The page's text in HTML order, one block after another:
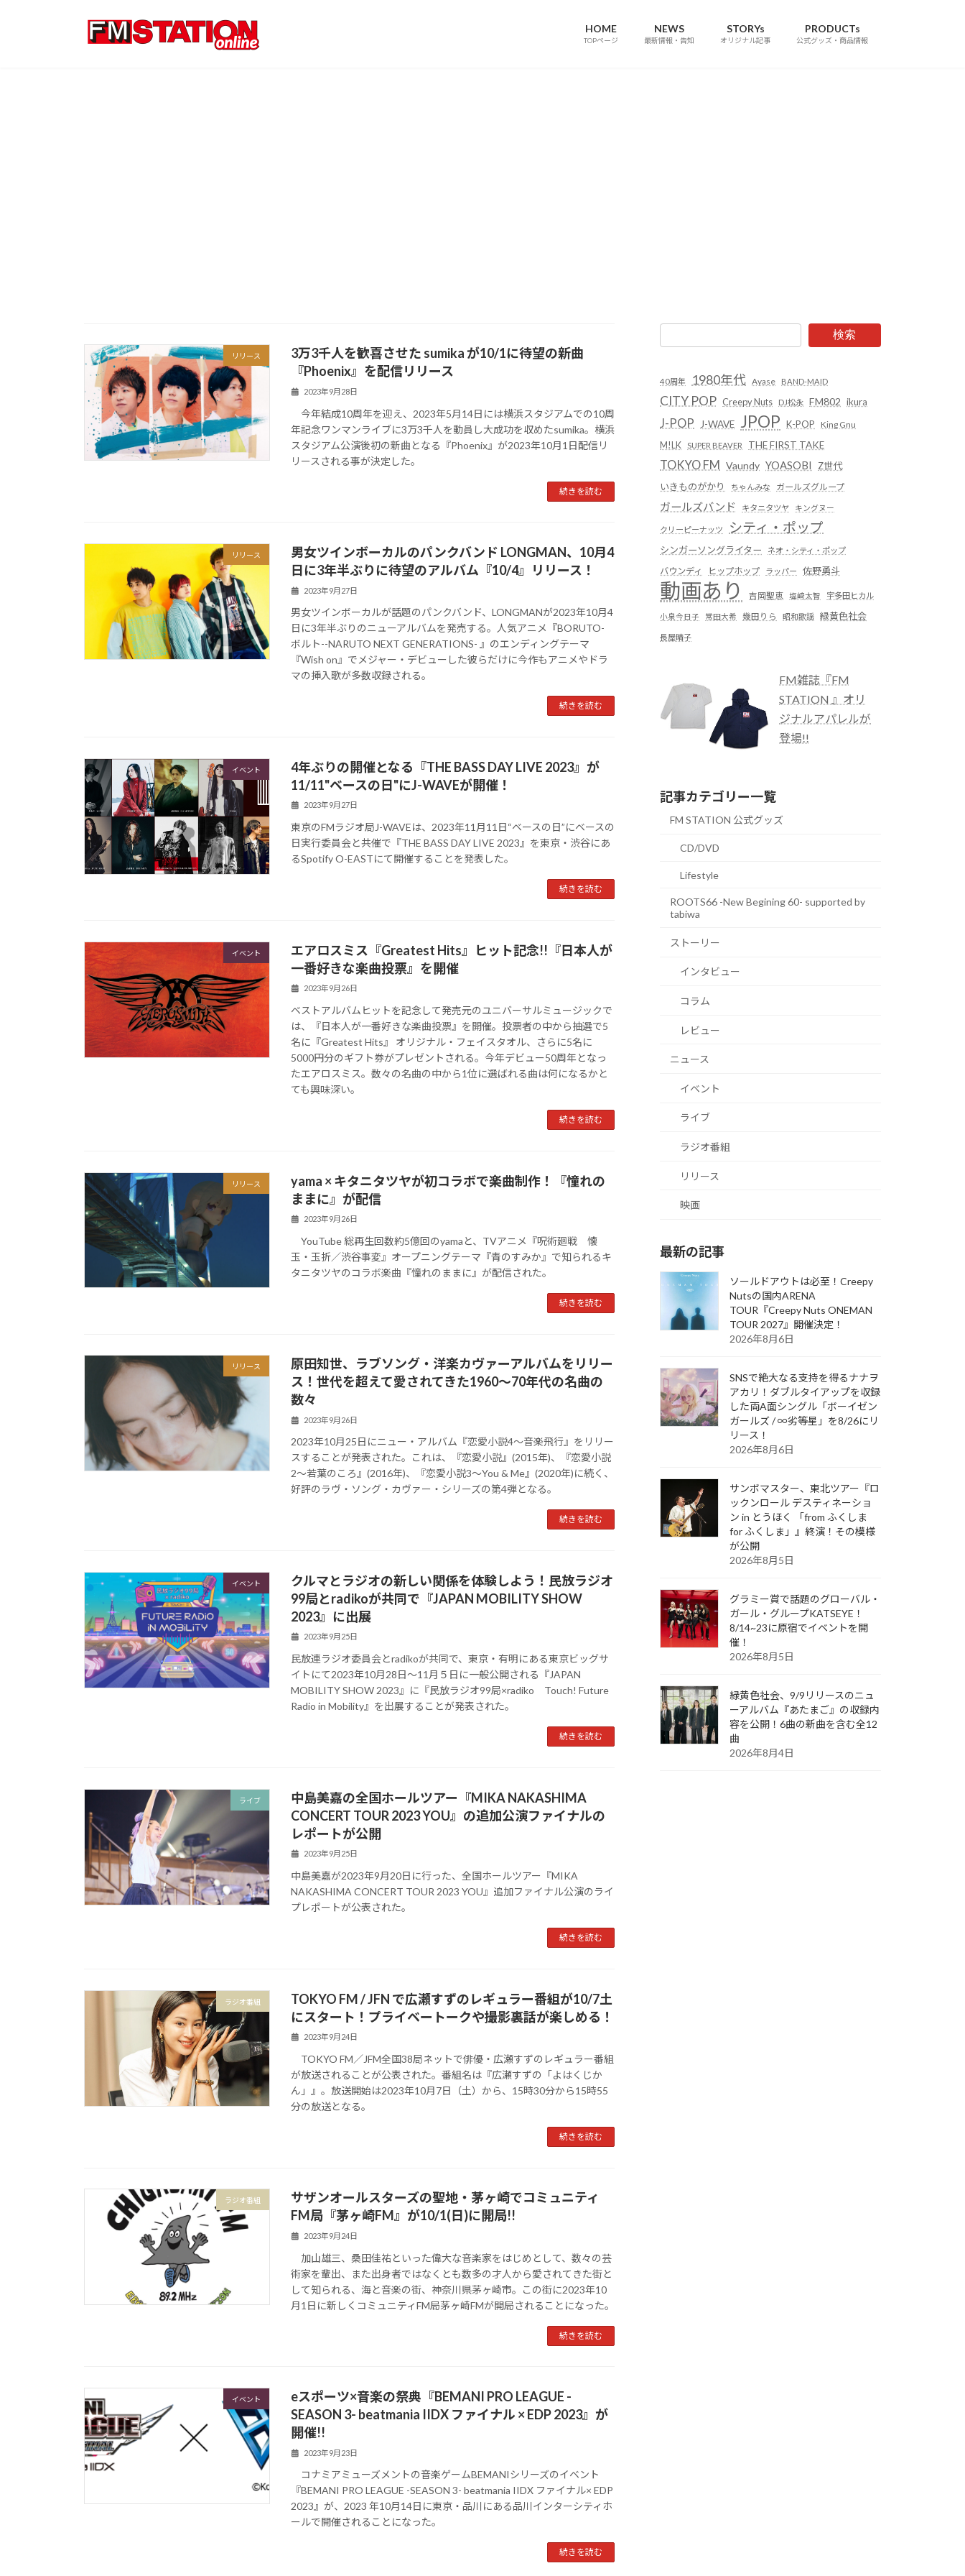
HOME
TOPページ
NEWS
最新情報・告知
STORYs
オリジナル記事
PRODUCTs
公式グッズ・商品情報
リリース
3万3千人を歓喜させた sumika が10/1に待望の新曲
『Phoenix』を配信リリース
2023年9月28日
今年結成10周年を迎え、2023年5月14日には横浜スタジアムでの10周
年記念ワンマンライブに3万3千人を動員し大成功を収めたsumika。横浜
スタジアム公演後初の新曲となる『Phoenix』が2023年10月1日配信リ
リースされる事が決定した。
続きを読む
リリース
男女ツインボーカルのパンクバンド LONGMAN、10月4
日に3年半ぶりに待望のアルバム『10/4』リリース！
2023年9月27日
男女ツインボーカルが話題のパンクバンド、LONGMANが2023年10月4
日に3年半ぶりのニューアルバムを発売する。人気アニメ『BORUTO-
ボルト--NARUTO NEXT GENERATIONS- 』のエンディングテーマ
『Wish on』でメジャー・デビューした彼らだけに今作もアニメやドラ
マの挿入歌が多数収録される。
続きを読む
イベント
4年ぶりの開催となる『THE BASS DAY LIVE 2023』が
11/11"ベースの日"にJ-WAVEが開催！
2023年9月27日
東京のFMラジオ局J-WAVEは、2023年11月11日“ベースの日”にベースの
日実行委員会と共催で『THE BASS DAY LIVE 2023』を東京・渋谷にあ
るSpotify O-EASTにて開催することを発表した。
続きを読む
イベント
エアロスミス『Greatest Hits』ヒット記念!!『日本人が
一番好きな楽曲投票』を開催
2023年9月26日
ベストアルバムヒットを記念して発売元のユニバーサルミュージックで
は、『日本人が一番好きな楽曲投票』を開催。投票者の中から抽選で5
名に『Greatest Hits』 オリジナル・フェイスタオル、さらに5名に
5000円分のギフト券がプレゼントされる。今年デビュー50周年となっ
たエアロスミス。数々の名曲の中から1位に選ばれる曲は何になるかと
ても興味深い。
続きを読む
リリース
yama × キタニタツヤが初コラボで楽曲制作！『憧れの
ままに』が配信
2023年9月26日
YouTube 総再生回数約5億回のyamaと、TVアニメ『呪術廻戦 懐
玉・玉折／渋谷事変』オープニングテーマ『青のすみか』で知られるキ
タニタツヤのコラボ楽曲『憧れのままに』が配信された。
続きを読む
リリース
原田知世、ラブソング・洋楽カヴァーアルバムをリリー
ス！世代を超えて愛されてきた1960～70年代の名曲の
数々
2023年9月26日
2023年10月25日にニュー・アルバム『恋愛小説4～音楽飛行』をリリー
スすることが発表された。これは、『恋愛小説』(2015年)、『恋愛小説
2～若葉のころ』(2016年)、『恋愛小説3～You & Me』(2020年)に続く、
好評のラヴ・ソング・カヴァー・シリーズの第4弾となる。
続きを読む
イベント
クルマとラジオの新しい関係を体験しよう！民放ラジオ
99局とradikoが共同で『JAPAN MOBILITY SHOW
2023』に出展
2023年9月25日
民放連ラジオ委員会とradikoが共同で、東京・有明にある東京ビッグサ
イトにて2023年10月28日～11月５日に一般公開される『JAPAN
MOBILITY SHOW 2023』に『民放ラジオ99局×radiko Touch! Future
Radio in Mobility』を出展することが発表された。
続きを読む
ライブ
中島美嘉の全国ホールツアー『MIKA NAKASHIMA
CONCERT TOUR 2023 YOU』の追加公演ファイナルの
レポートが公開
2023年9月25日
中島美嘉が2023年9月20日に行った、全国ホールツアー『MIKA
NAKASHIMA CONCERT TOUR 2023 YOU』追加ファイナル公演のライ
プレポートが公表された。
続きを読む
ラジオ番組
TOKYO FM / JFN で広瀬すずのレギュラー番組が10/7土
にスタート！プライベートークや撮影裏話が楽しめる！
2023年9月24日
TOKYO FM／JFM全国38局ネットで俳優・広瀬すずのレギュラー番組
が放送されることが公表された。番組名は『広瀬すずの「よはくじか
ん」』。放送開始は2023年10月7日（土）から、15時30分から15時55
分の放送となる。
続きを読む
ラジオ番組
サザンオールスターズの聖地・茅ヶ崎でコミュニティ
FM局『茅ヶ崎FM』が10/1(日)に開局!!
2023年9月24日
加山雄三、桑田佳祐といった偉大な音楽家をはじめとして、数々の芸
術家を輩出、また出身者ではなくとも数多の才人から愛されてきた街と
して知られる、海と音楽の街、神奈川県茅ヶ崎市。この街に2023年10
月1日に新しくコミュニティFM局茅ヶ崎FMが開局されることになった。
続きを読む
イベント
eスポーツ×音楽の祭典『BEMANI PRO LEAGUE -
SEASON 3- beatmania IIDX ファイナル × EDP 2023』が
開催!!
2023年9月23日
コナミアミューズメントの音楽ゲームBEMANIシリーズのイベント
『BEMANI PRO LEAGUE -SEASON 3- beatmania IIDX ファイナル× EDP
2023』が、2023 年10月14日に東京・品川にある品川インターシティホ
ールで開催されることになった。
続きを読む
検索
40周年 1980年代 Ayase BAND-MAID
CITY POP Creepy Nuts DJ松永 FM802 ikura
J-POP J-WAVE JPOP K-POP
King Gnu
M!LK
SUPER BEAVER THE FIRST TAKE
TOKYO FM Vaundy YOASOBI
Z世代
いきものがかり
ちゃんみな ガールズグループ
ガールズバンド キタニタツヤ キングヌー
クリーピーナッツ シティ・ポップ
シンガーソングライター ネオ・シティ・ポップ
バウンディ ヒップホップ ラッパー 佐野勇斗
動画あり 吉岡聖恵 塩﨑太智 宇多田ヒカル
小泉今日子 常田大希 幾田りら 昭和歌謡 緑黄色社会
長屋晴子
FM雑誌『FM
STATION 』オリ
ジナルアパレルが
登場!!
記事カテゴリー一覧
FM STATION 公式グッズ
CD/DVD
Lifestyle
ROOTS66 -New Begining 60- supported by
tabiwa
ストーリー
インタビュー
コラム
レビュー
ニュース
イベント
ライブ
ラジオ番組
リリース
映画
最新の記事
ソールドアウトは必至！Creepy
Nutsの国内ARENA
TOUR『Creepy Nuts ONEMAN
TOUR 2027』開催決定！
2026年8月6日
SNSで絶大なる支持を得るナナヲ
アカリ！ダブルタイアップを収録
した両A面シングル「ボーイゼン
ガールズ / ∞劣等星」を8/26にリ
リース！
2026年8月6日
サンボマスター、東北ツアー『ロ
ックンロール デスティネーショ
ン in とうほく 「from ふくしま
for ふくしま」』終演！その模様
が公開
2026年8月5日
グラミー賞で話題のグローバル・
ガール・グループKATSEYE！
8/14~23に原宿でイベントを開
催！
2026年8月5日
緑黄色社会、9/9リリースのニュ
ーアルバム『あたまご』の収録内
容を公開！6曲の新曲を含む全12
曲
2026年8月4日